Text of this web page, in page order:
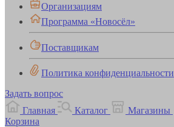
Организациям
Программа «Новосёл»
Поставщикам
Политика конфиденциальности
Задать вопрос
Главная
Каталог Магазины
Корзина